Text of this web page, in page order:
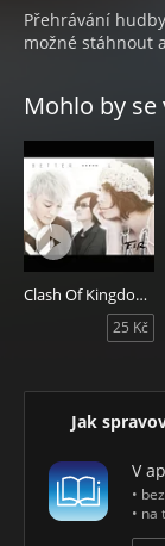
Přehrávání
možné stáhnout
Mohlo by
Clash Of Kingdoms
25 Kč
Jak
V
•
•